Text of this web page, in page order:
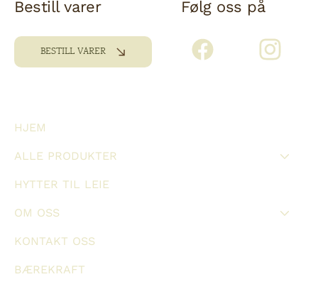
Bestill varer
BESTILL VARER
Følg oss på
HJEM
ALLE PRODUKTER
HYTTER TIL LEIE
OM OSS
KONTAKT OSS
BÆREKRAFT